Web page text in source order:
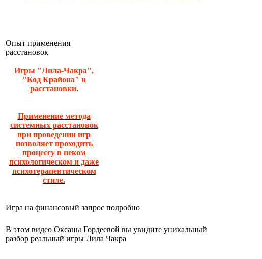
Опыт применения
расстановок
Игры "Лила-Чакра",
"Код Крайона" и
расстановки.
Применение метода
системных расстановок
при проведении игр
позволяет проходить
процессу в неком
психологическом и даже
психотерапевтическом
стиле.
Игра на финансовый запрос подробно
В этом видео Оксаны Гордеевой вы увидите уникальный
разбор реальный игры Лила Чакра